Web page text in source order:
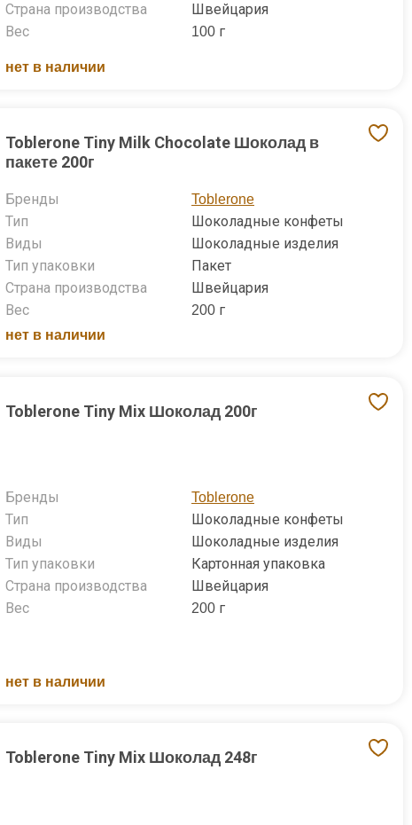
Страна производства
Швейцария
Вес
100 г
нет в наличии
Toblerone Tiny Milk Chocolate Шоколад в
пакете 200г
Бренды
Toblerone
Тип
Шоколадные конфеты
Виды
Шоколадные изделия
Тип упаковки
Пакет
Страна производства
Швейцария
Вес
200 г
нет в наличии
Toblerone Tiny Mix Шоколад 200г
Бренды
Toblerone
Тип
Шоколадные конфеты
Виды
Шоколадные изделия
Тип упаковки
Картонная упаковка
Страна производства
Швейцария
Вес
200 г
нет в наличии
Toblerone Tiny Mix Шоколад 248г